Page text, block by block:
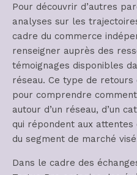
Pour découvrir d’autres
analyses sur les
cadre du commerce
renseigner auprès des
témoignages disponibles
réseau. Ce type de retours
pour comprendre
autour d’un réseau, d’un
qui répondent aux
du segment de marché
Dans le cadre des